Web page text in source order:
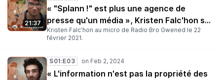
21:37
« "Splann !" est plus une agence de
presse qu'un média », Kristen Falc'hon sur
Radio Bro Gwened
Kristen Falc’hon au micro de Radio Bro Gwened le 22
février 2021.
S01:E03
« L'information n'est pas la propriété des